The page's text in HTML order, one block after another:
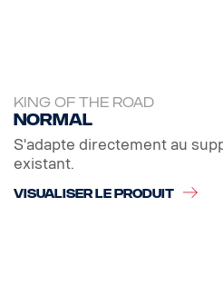
KING OF THE ROAD
Normal
S'adapte directement au
existant.
VISUALISER LE PRODUIT